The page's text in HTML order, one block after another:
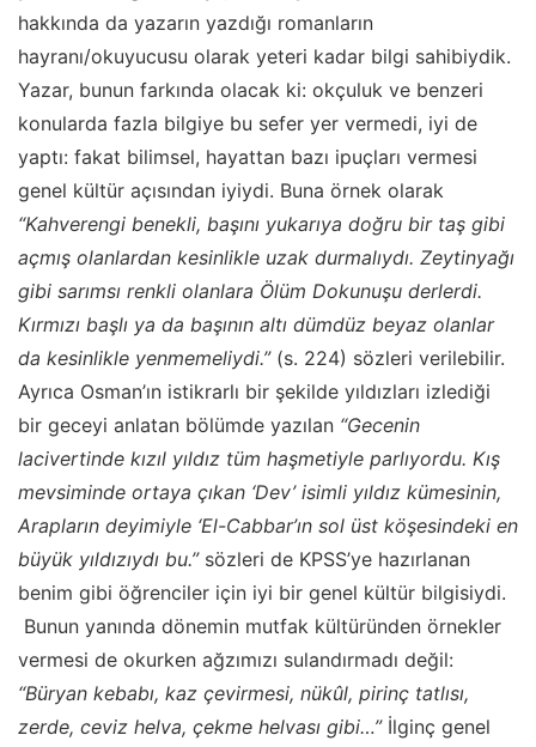
hakkında da yazarın yazdığı romanların
hayranı/okuyucusu olarak yeteri kadar bilgi sahibiydik.
Yazar, bunun farkında olacak ki: okçuluk ve benzeri
konularda fazla bilgiye bu sefer yer vermedi, iyi de
yaptı: fakat bilimsel, hayattan bazı ipuçları vermesi
genel kültür açısından iyiydi. Buna örnek olarak
“Kahverengi benekli, başını yukarıya doğru bir taş gibi
açmış olanlardan kesinlikle uzak durmalıydı. Zeytinyağı
gibi sarımsı renkli olanlara Ölüm Dokunuşu derlerdi.
Kırmızı başlı ya da başının altı dümdüz beyaz olanlar
da kesinlikle yenmemeliydi.”(s. 224) sözleri verilebilir.
Ayrıca Osman’ın istikrarlı bir şekilde yıldızları izlediği
bir geceyi anlatan bölümde yazılan “Gecenin
lacivertinde kızıl yıldız tüm haşmetiyle parlıyordu. Kış
mevsiminde ortaya çıkan ‘Dev’ isimli yıldız kümesinin,
Arapların deyimiyle ‘El-Cabbar’ın sol üst köşesindeki en
büyük yıldızıydı bu.” sözleri de KPSS’ye hazırlanan
benim gibi öğrenciler için iyi bir genel kültür bilgisiydi.
Bunun yanında dönemin mutfak kültüründen örnekler
vermesi de okurken ağzımızı sulandırmadı değil:
“Büryan kebabı, kaz çevirmesi, nükûl, pirinç tatlısı,
zerde, ceviz helva, çekme helvası gibi…”İlginç genel